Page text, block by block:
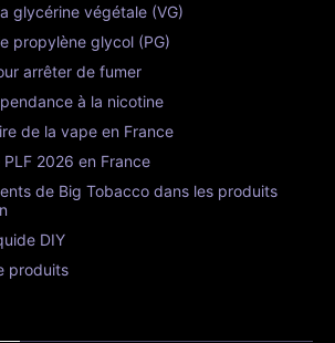
glycérine végétale (VG)
propylène glycol (PG)
arrêter de fumer
à la nicotine
de la vape en France
2026 en France
de Big Tobacco dans les produits
DIY
produits